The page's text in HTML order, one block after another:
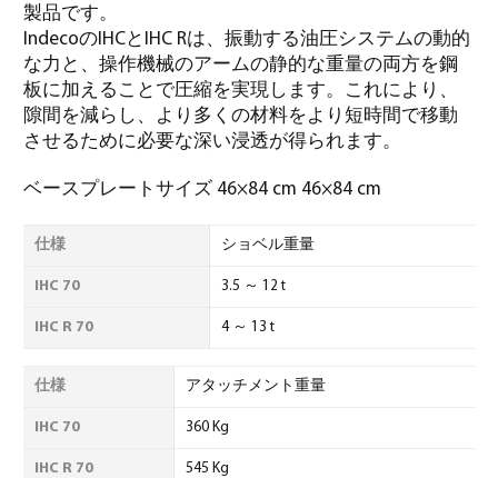
製品です。
IndecoのIHCとIHC Rは、振動する油圧システムの動的
な力と、操作機械のアームの静的な重量の両方を鋼
板に加えることで圧縮を実現します。これにより、
隙間を減らし、より多くの材料をより短時間で移動
させるために必要な深い浸透が得られます。
ベースプレートサイズ 46×84 cm 46×84 cm
仕様 ショベル重量
IHC 70 3.5 ～ 12 t
IHC R 70 4 ～ 13 t
仕様 アタッチメント重量
IHC 70 360 Kg
IHC R 70 545 Kg